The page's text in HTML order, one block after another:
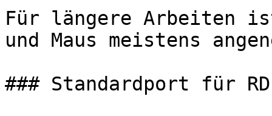
Für längere Arbeiten
und Maus meistens
### Standardport für